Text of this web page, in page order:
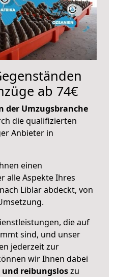
ab 74€
der Umzugsbranche
die qualifizierten
Anbieter in
einen
alle Aspekte Ihres
Liblar abdeckt, von
die auf
sind, und unser
jederzeit zur
wir Ihnen dabei
reibungsloszu